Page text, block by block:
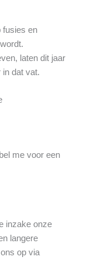
fusies en
laten dit jaar
in dat vat.
me voor een
inzake onze
langere
op via